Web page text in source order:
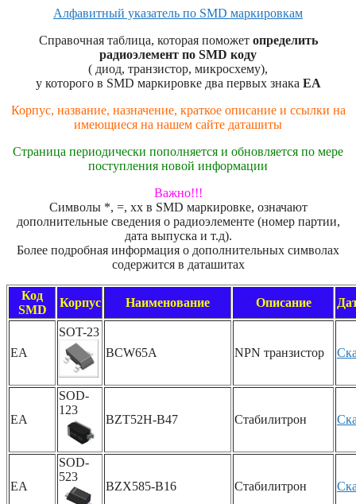
Алфавитный указатель по SMD маркировкам
Справочная таблица, которая поможет определить
радиоэлемент по SMD коду
( диод, транзистор, микросхему),
у которого в SMD маркировке два первых знака EA
Корпус, название, назначение, краткое описание и ссылки на
имеющиеся на нашем сайте даташиты
Страница периодически пополняется и обновляется по мере
поступления новой информации
Важно!!!
Символы *, =, xx в SMD маркировке, означают
дополнительные сведения о радиоэлементе (номер партии,
дата выпуска и т.д).
Более подробная информация о дополнительных символах
содержится в даташитах
Код
SMD
Корпус Наименование Описание
EA
SOT-23
BCW65A
NPN транзистор
EA
SOD-
123
BZT52H-B47 Стабилитрон
EA
SOD-
523
BZX585-B16 Стабилитрон